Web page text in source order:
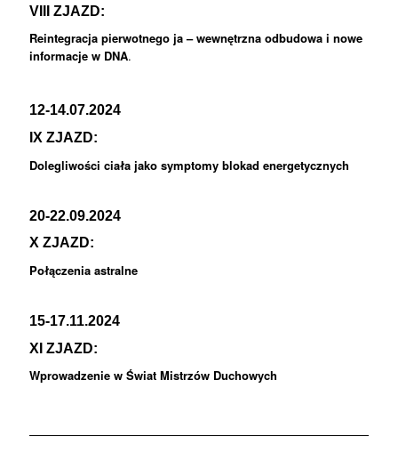
VIII ZJAZD:
Reintegracja pierwotnego ja – wewnętrzna odbudowa i nowe
informacje w DNA.
12-14.07.2024
IX ZJAZD:
Dolegliwości ciała jako symptomy blokad energetycznych
20-22.09.2024
X ZJAZD:
Połączenia astralne
15-17.11.2024
XI ZJAZD:
Wprowadzenie w Świat Mistrzów Duchowych